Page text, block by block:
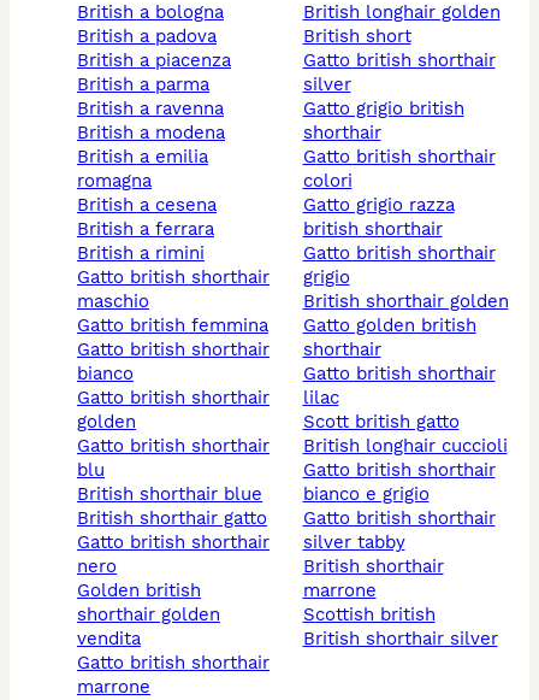
british a bologna
british a padova
british a piacenza
british a parma
british a ravenna
british a modena
british a emilia
romagna
british a cesena
british a ferrara
british a rimini
gatto british shorthair
maschio
gatto british femmina
gatto british shorthair
bianco
gatto british shorthair
golden
gatto british shorthair
blu
british shorthair blue
british shorthair gatto
gatto british shorthair
nero
golden british
shorthair golden
vendita
gatto british shorthair
marrone
british longhair golden
british short
gatto british shorthair
silver
gatto grigio british
shorthair
gatto british shorthair
colori
gatto grigio razza
british shorthair
gatto british shorthair
grigio
british shorthair golden
gatto golden british
shorthair
gatto british shorthair
lilac
scott british gatto
british longhair cuccioli
gatto british shorthair
bianco e grigio
gatto british shorthair
silver tabby
british shorthair
marrone
scottish british
british shorthair silver